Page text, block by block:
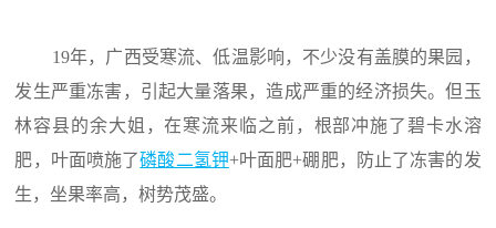
19年，广西受寒流、低温影响，不少没有盖膜的果园，
发生严重冻害，引起大量落果，造成严重的经济损失。但玉
林容县的余大姐，在寒流来临之前，根部冲施了碧卡水溶
肥，叶面喷施了磷酸二氢钾+叶面肥+硼肥，防止了冻害的发
生，坐果率高，树势茂盛。